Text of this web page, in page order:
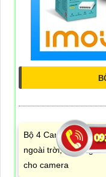
Bộ 4 Camera IMOU
ngoài trời, 1 đầu ghi
cho camera